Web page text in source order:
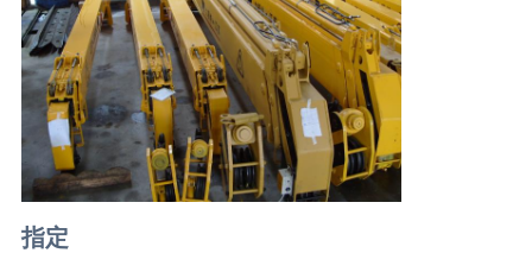
事
件
CONTACT
US
指定